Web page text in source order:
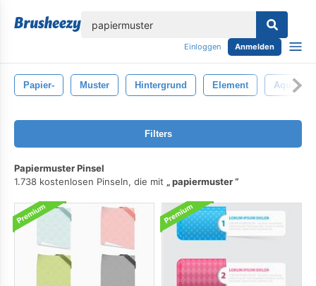
Einloggen Anmelden
Papier- Muster Hintergrund Element Aquarell
Filters
Papiermuster Pinsel
1.738 kostenlosen Pinseln, die mit
papiermuster